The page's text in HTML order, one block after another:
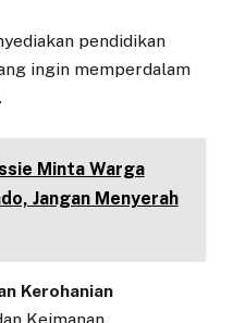
pendidikan
ingin memperdalam
Minta Warga
Jangan Menyerah
Kerohanian